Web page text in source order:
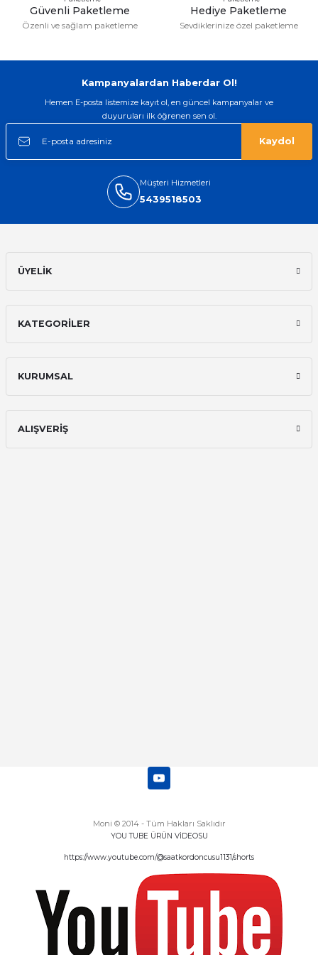
İsmail yılmaz | 15/05/2026
arayip teyit aldiktan sonra yolladılar
Oldukça kaliteli ve şık bir görünümü
rahatsız etmiyor ve tam oturdu.
Sinan Tatlicioglu | 30/01/2026
Ali Bilge Ertan | 11/09/2025
Güvenli Paketleme
Özenli ve sağlam paketleme
Hediye Paketleme
Sevdiklerinize özel paketleme
Kampanyalardan Haberdar Ol!
Hemen E-posta listemize kayıt ol, en güncel kampanyalar ve
duyuruları ilk öğrenen sen ol.
Kaydol
Müşteri Hizmetleri
5439518503
ÜYELİK
KATEGORİLER
KURUMSAL
ALIŞVERİŞ
Moni © 2014 - Tüm Hakları Saklıdır
YOU TUBE ÜRÜN VİDEOSU
https://www.youtube.com/@saatkordoncusu1131/shorts